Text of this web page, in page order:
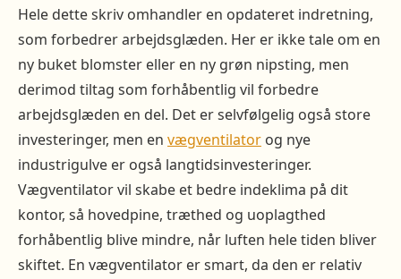
Hele dette skriv omhandler en opdateret indretning,
som forbedrer arbejdsglæden. Her er ikke tale om en
ny buket blomster eller en ny grøn nipsting, men
derimod tiltag som forhåbentlig vil forbedre
arbejdsglæden en del. Det er selvfølgelig også store
investeringer, men en vægventilator og nye
industrigulve er også langtidsinvesteringer.
Vægventilator vil skabe et bedre indeklima på dit
kontor, så hovedpine, træthed og uoplagthed
forhåbentlig blive mindre, når luften hele tiden bliver
skiftet. En vægventilator er smart, da den er relativ